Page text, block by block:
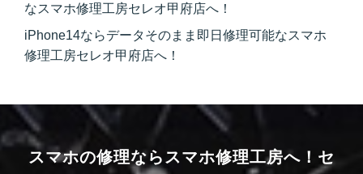
なスマホ修理工房セレオ甲府店へ！
iPhone14ならデータそのまま即日修理可能なスマホ
修理工房セレオ甲府店へ！
スマホの修理ならスマホ修理工房へ！ セ